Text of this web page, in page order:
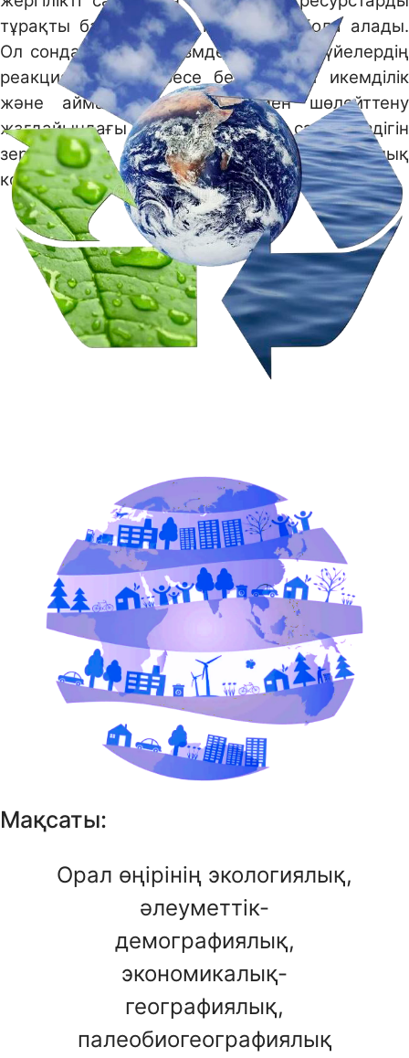
тұрақты басқару үшін нұсқаулық бола алады.
Ол сондай-ақ организмдер мен экожүйелердің
реакцияларын, әсіресе бейімделгіш икемділік
және аймақтағы жылыну мен шөлейттену
жағдайындағы қоршаған ортаның сәйкессіздігін
зерттеу үшін экологиялық және эволюциялық
контекстті қамтамасыз етеді.
Мақсаты:
Орал өңірінің экологиялық,
әлеуметтік-
демографиялық,
экономикалық-
географиялық,
палеобиогеографиялық